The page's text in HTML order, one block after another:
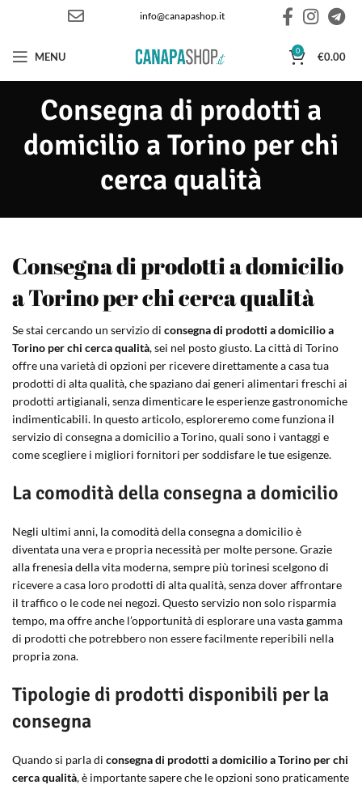
info@canapashop.it
MENU 0 €0.00
Consegna di prodotti a
domicilio a Torino per chi
cerca qualità
Consegna di prodotti a domicilio
a Torino per chi cerca qualità
Se stai cercando un servizio di consegna di prodotti a domicilio a
Torino per chi cerca qualità, sei nel posto giusto. La città di Torino
offre una varietà di opzioni per ricevere direttamente a casa tua
prodotti di alta qualità, che spaziano dai generi alimentari freschi ai
prodotti artigianali, senza dimenticare le esperienze gastronomiche
indimenticabili. In questo articolo, esploreremo come funziona il
servizio di consegna a domicilio a Torino, quali sono i vantaggi e
come scegliere i migliori fornitori per soddisfare le tue esigenze.
La comodità della consegna a domicilio
Negli ultimi anni, la comodità della consegna a domicilio è
diventata una vera e propria necessità per molte persone. Grazie
alla frenesia della vita moderna, sempre più torinesi scelgono di
ricevere a casa loro prodotti di alta qualità, senza dover affrontare
il traffico o le code nei negozi. Questo servizio non solo risparmia
tempo, ma offre anche l’opportunità di esplorare una vasta gamma
di prodotti che potrebbero non essere facilmente reperibili nella
propria zona.
Tipologie di prodotti disponibili per la
consegna
Quando si parla di consegna di prodotti a domicilio a Torino per chi
cerca qualità, è importante sapere che le opzioni sono praticamente